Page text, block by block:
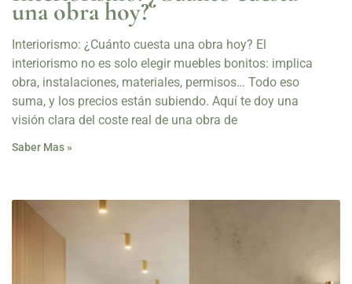
una obra hoy?
Interiorismo: ¿Cuánto cuesta una obra hoy? El
interiorismo no es solo elegir muebles bonitos: implica
obra, instalaciones, materiales, permisos… Todo eso
suma, y los precios están subiendo. Aquí te doy una
visión clara del coste real de una obra de
Saber Mas »